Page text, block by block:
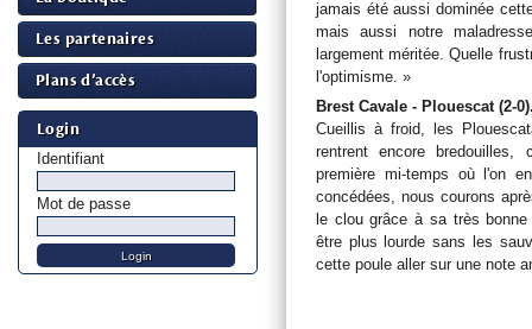
Les partenaires
Plans d’accès
Login
Identifiant
Mot de passe
jamais été aussi dominée
mais aussi notre
largement méritée. Quelle
l'optimisme. »
Brest Cavale - Plouescat (2-
Cueillis à froid, les
rentrent encore
première mi-temps où l'on
concédées, nous courons
le clou grâce à sa très
être plus lourde sans les
cette poule aller sur une note